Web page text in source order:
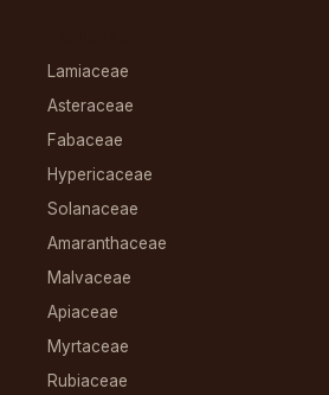
Lamiaceae
Asteraceae
Fabaceae
Hypericaceae
Solanaceae
Amaranthaceae
Malvaceae
Apiaceae
Myrtaceae
Rubiaceae